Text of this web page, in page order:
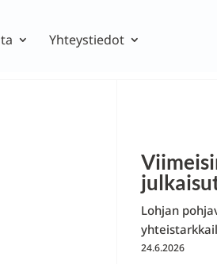
Yhteystiedot
Lohjan
24.6.2026